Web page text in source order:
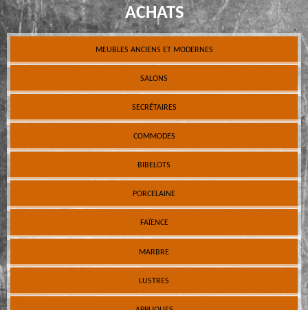
ACHATS
MEUBLES ANCIENS ET MODERNES
SALONS
SECRÉTAIRES
COMMODES
BIBELOTS
PORCELAINE
FAÏENCE
MARBRE
LUSTRES